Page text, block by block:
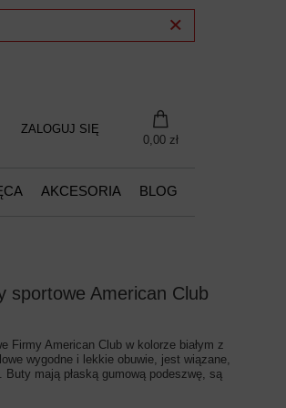
ZALOGUJ SIĘ
0,00 zł
AKCESORIA BLOG
sportowe American Club
Firmy American Club w kolorze białym z
wygodne i lekkie obuwie, jest wiązane,
mają płaską gumową podeszwę, są